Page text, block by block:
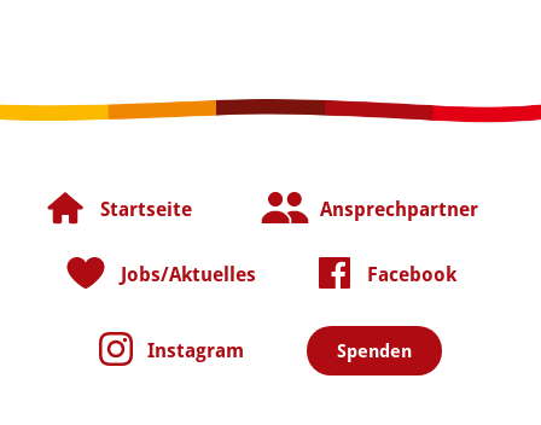
Startseite Ansprechpartner
Jobs/Aktuelles Facebook
Instagram Spenden